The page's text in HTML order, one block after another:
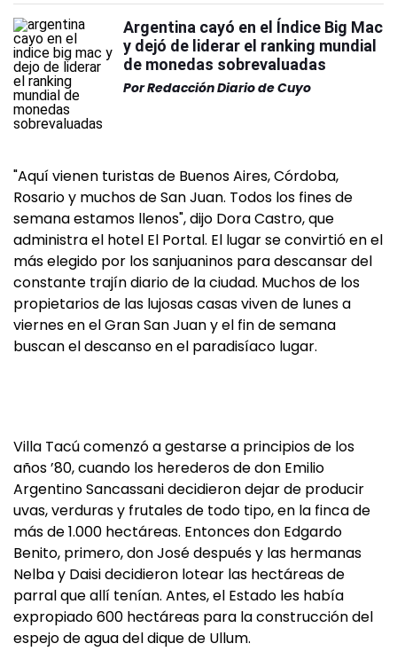
Argentina cayó en el Índice Big Mac
y dejó de liderar el ranking mundial
de monedas sobrevaluadas
PorRedacción Diario de Cuyo
"Aquí vienen turistas de Buenos Aires, Córdoba,
Rosario y muchos de San Juan. Todos los fines de
semana estamos llenos", dijo Dora Castro, que
administra el hotel El Portal. El lugar se convirtió en el
más elegido por los sanjuaninos para descansar del
constante trajín diario de la ciudad. Muchos de los
propietarios de las lujosas casas viven de lunes a
viernes en el Gran San Juan y el fin de semana
buscan el descanso en el paradisíaco lugar.
Villa Tacú comenzó a gestarse a principios de los
años ’80, cuando los herederos de don Emilio
Argentino Sancassani decidieron dejar de producir
uvas, verduras y frutales de todo tipo, en la finca de
más de 1.000 hectáreas. Entonces don Edgardo
Benito, primero, don José después y las hermanas
Nelba y Daisi decidieron lotear las hectáreas de
parral que allí tenían. Antes, el Estado les había
expropiado 600 hectáreas para la construcción del
espejo de agua del dique de Ullum.